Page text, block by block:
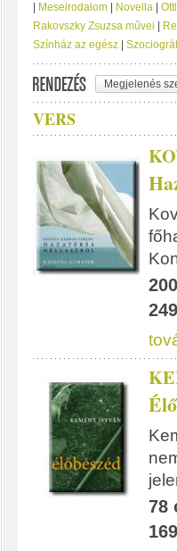
Meseirodalom Novella
Rakovszky Zsuzsa művei
Színház az egész
Megjelenés
VERS
78